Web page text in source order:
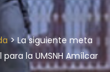
>La siguiente meta
la UMSNH Amílcar